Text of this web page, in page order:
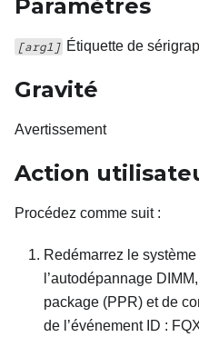
Paramètres
[arg1] Étiquette de
Gravité
Avertissement
Action
Procédez comme suit :
Redémarrez le
l’autodépannage
package (PPR) et de
de l’événement ID :